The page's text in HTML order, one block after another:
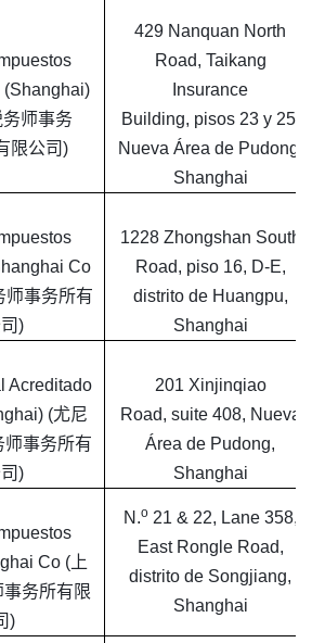
(Shanghai)
师事务
限公司)
429 Nanquan North
Road, Taikang
Insurance
Building, pisos 23 y 25,
Nueva Área de Pudong,
Shanghai
Co
师事务所有
)
1228 Zhongshan South
Road, piso 16, D-E,
distrito de Huangpu,
Shanghai
Acreditado
(尤尼
师事务所有
)
201 Xinjinqiao
Road, suite 408, Nueva
Área de Pudong,
Shanghai
Co (上
务所有限
)
N.o21 & 22, Lane 358,
East Rongle Road,
distrito de Songjiang,
Shanghai